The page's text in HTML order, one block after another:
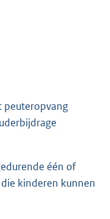
peuteropvang
één of
kinderen kunnen